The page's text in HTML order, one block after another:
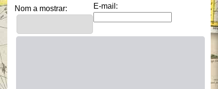
Nom a mostrar: E-mail: